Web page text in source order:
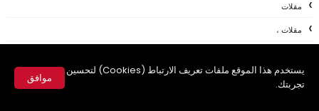
يستخدم هذا الموقع ملفات تعريف الارتباط (Cookies) لتحسين
تجربتك.
موافق
مقلات
مقلات ،
مواقع